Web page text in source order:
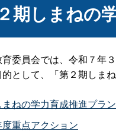
期しまねの
委員会では、令和７年
として、「第２期しま
ねの学力育成推進プラン
重点アクション